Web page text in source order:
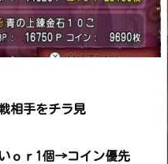
相手をチラ見
ｏｒ1個→コイン優先